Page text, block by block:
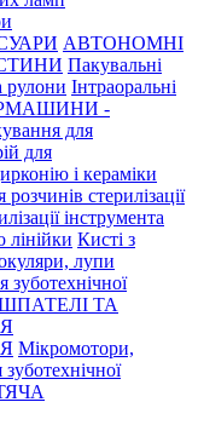
АВТОНОМНІ
Пакувальні
рулони Інтраоральні
-
для
для
і кераміки
стерилізації
інструмента
лінійки Кисті з
лупи
зуботехнічної
ТА
Мікромотори,